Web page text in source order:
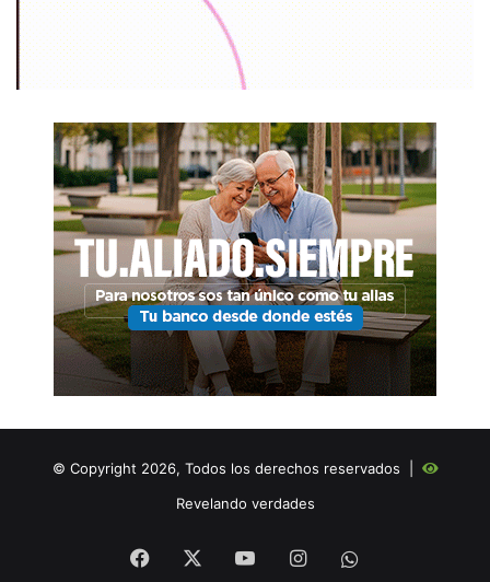
© Copyright 2026, Todos los derechos reservados |
Revelando verdades
Facebook YouTubeInstagram